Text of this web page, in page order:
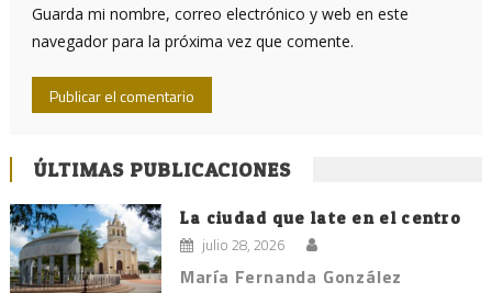
Guarda mi nombre, correo electrónico y web en este
navegador para la próxima vez que comente.
ÚLTIMAS PUBLICACIONES
La ciudad que late en el centro
julio 28, 2026
María Fernanda González